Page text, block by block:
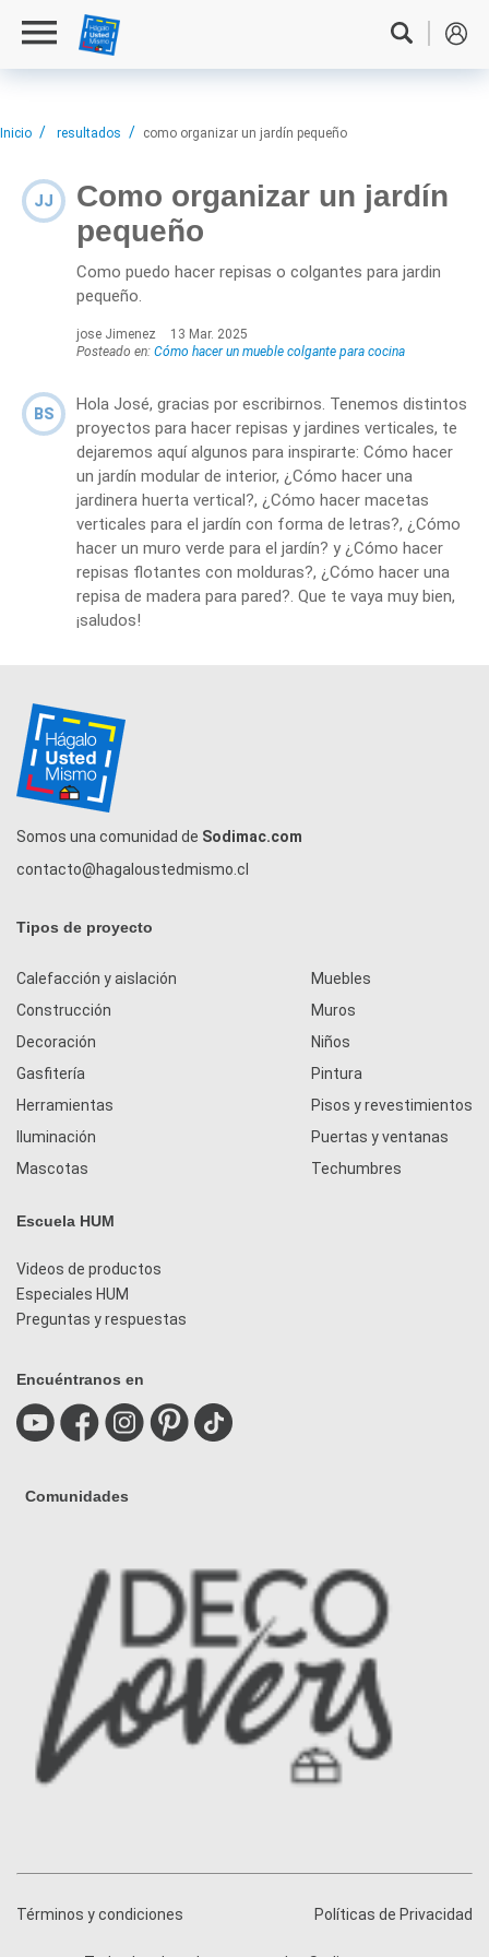
Inicio resultados como organizar un jardín pequeño
JJ
Como organizar un jardín
pequeño
Como puedo hacer repisas o colgantes para jardin
pequeño.
jose Jimenez
13 Mar. 2025
Posteado en: Cómo hacer un mueble colgante para cocina
BS
Hola José, gracias por escribirnos. Tenemos distintos
proyectos para hacer repisas y jardines verticales, te
dejaremos aquí algunos para inspirarte: Cómo hacer
un jardín modular de interior, ¿Cómo hacer una
jardinera huerta vertical?, ¿Cómo hacer macetas
verticales para el jardín con forma de letras?, ¿Cómo
hacer un muro verde para el jardín? y ¿Cómo hacer
repisas flotantes con molduras?, ¿Cómo hacer una
repisa de madera para pared?. Que te vaya muy bien,
¡saludos!
Somos una comunidad de Sodimac.com
contacto@hagaloustedmismo.cl
Tipos de proyecto
Calefacción y aislación
Construcción
Decoración
Gasfitería
Herramientas
Iluminación
Mascotas
Muebles
Muros
Niños
Pintura
Pisos y revestimientos
Puertas y ventanas
Techumbres
Escuela HUM
Videos de productos
Especiales HUM
Preguntas y respuestas
Encuéntranos en
Comunidades
Términos y condiciones Políticas de Privacidad